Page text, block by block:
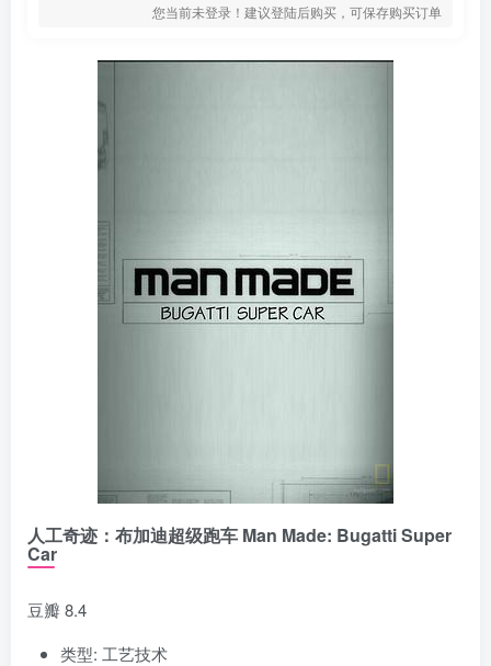
您当前未登录！建议登陆后购买，可保存购买订单
人工奇迹：布加迪超级跑车 Man Made: Bugatti Super
Car
豆瓣 8.4
类型: 工艺技术